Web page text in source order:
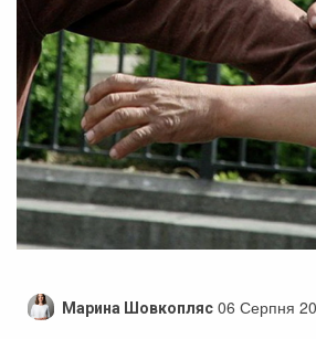
Марина Шовкопляс 06 Серпня